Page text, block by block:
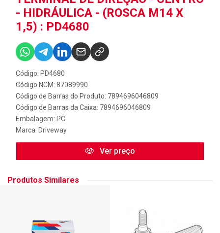
- HIDRÁULICA - (ROSCA M14 X
1,5) : PD4680
Código: PD4680
Código NCM: 87089990
Código de Barras do Produto: 7894696046809
Código de Barras da Caixa: 7894696046809
Embalagem: PC
Marca: Driveway
Ver preço
Produtos Similares